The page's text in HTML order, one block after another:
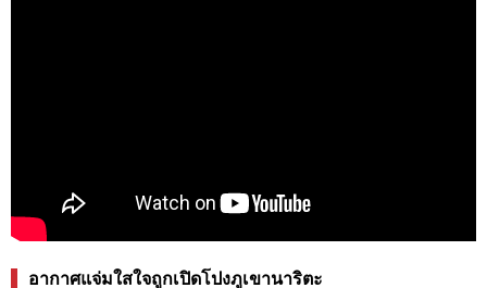
อากาศแจ่มใสใจถูกเปิดโปงภูเขานาริตะ